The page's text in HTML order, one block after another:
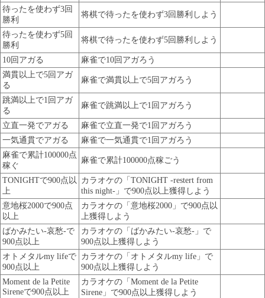
待ったを使わず3回
勝利
将棋で待ったを使わず3回勝利しよう
待ったを使わず5回
勝利
将棋で待ったを使わず5回勝利しよう
10回アガる
麻雀で10回アガろう
満貫以上で5回アガ
る
麻雀で満貫以上で5回アガろう
跳満以上で1回アガ
る
麻雀で跳満以上で1回アガろう
立直一発でアガる
麻雀で立直一発で1回アガろう
一気通貫でアガる
麻雀で一気通貫で1回アガろう
麻雀で累計100000点
稼ぐ
麻雀で累計100000点稼ごう
TONIGHTで900点以
上
カラオケの「TONIGHT -restert from
this night-」で900点以上獲得しよう
意地桜2000で900点
以上
カラオケの「意地桜2000」で900点以
上獲得しよう
ばかみたい-哀愁-で
900点以上
カラオケの「ばかみたい-哀愁-」で
900点以上獲得しよう
オトメタルmy lifeで
900点以上
カラオケの「オトメタルmy life」で
900点以上獲得しよう
Moment de la Petite
Sireneで900点以上
カラオケの「Moment de la Petite
Sirene」で900点以上獲得しよう